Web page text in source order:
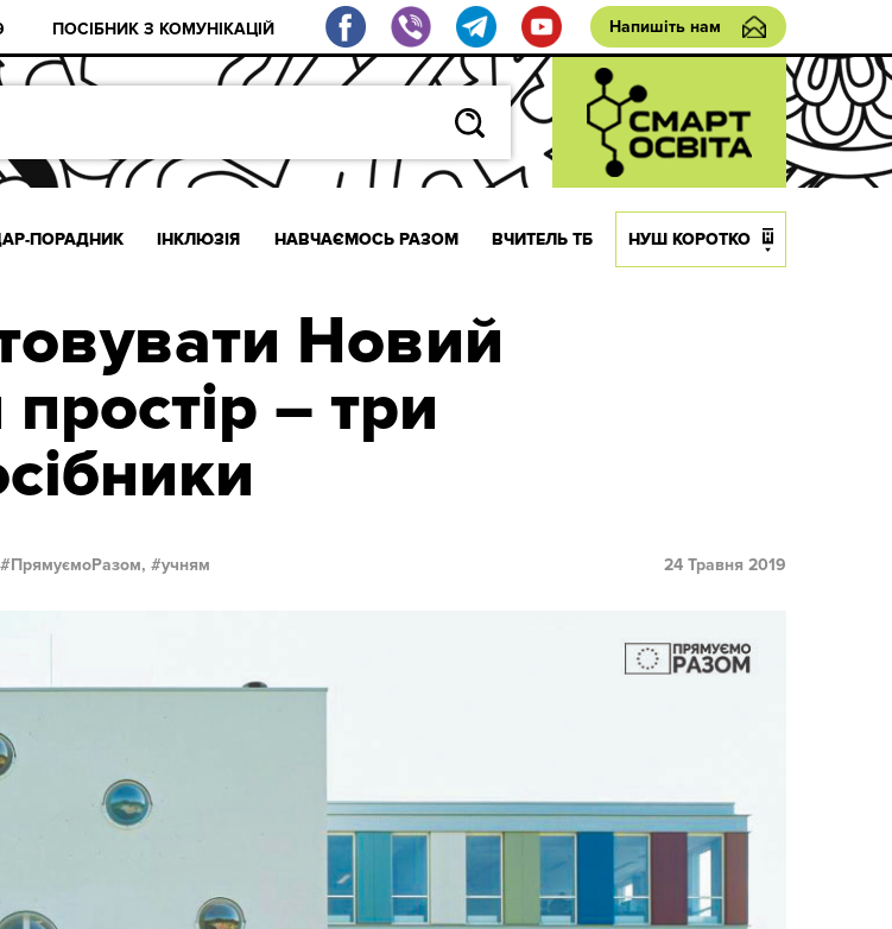
ПОСІБНИК З КОМУНІКАЦІЙ Напишіть нам
ПОРАДНИК ІНКЛЮЗІЯ НАВЧАЄМОСЬ РАЗОМ ВЧИТЕЛЬ ТБ НУШ КОРОТКО
Новий
простір – три
ПрямуємоРазом, учням 24 Травня 2019